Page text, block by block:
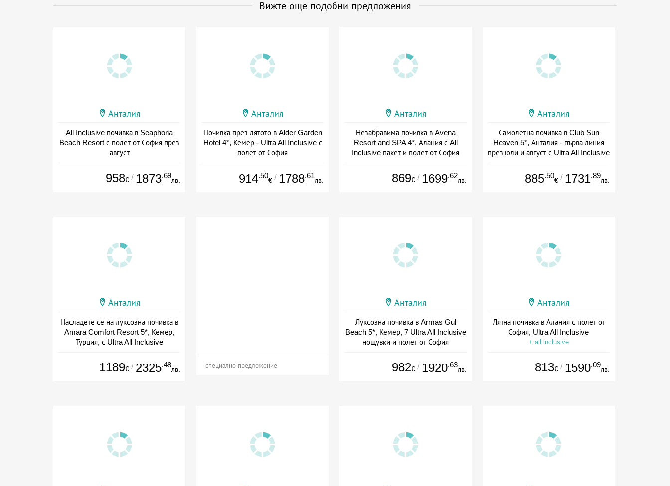
Вижте още подобни предложения
Анталия
All Inclusive почивка в Seaphoria
Beach Resort с полет от София през
август
958€ / 1873.69
лв.
Анталия
Почивка през лятото в Alder Garden
Hotel 4*, Кемер - Ultra All Inclusive с
полет от София
914.50
€ / 1788.61
лв.
Анталия
Незабравима почивка в Avena
Resort and SPA 4*, Алания с All
Inclusive пакет и полет от София
869€ / 1699.62
лв.
Анталия
Самолетна почивка в Club Sun
Heaven 5*, Анталия - първа линия
през юли и август с Ultra All Inclusive
885.50
€ / 1731.89
лв.
Анталия
Насладете се на луксозна почивка в
Amara Comfort Resort 5*, Кемер,
Турция, с Ultra All Inclusive
1189€ / 2325.48
лв. специално предложение
Анталия
Луксозна почивка в Armas Gul
Beach 5*, Кемер, 7 Ultra All Inclusive
нощувки и полет от София
982€ / 1920.63
лв.
Анталия
Лятна почивка в Алания с полет от
София, Ultra All Inclusive
+ all inclusive
813€ / 1590.09
лв.